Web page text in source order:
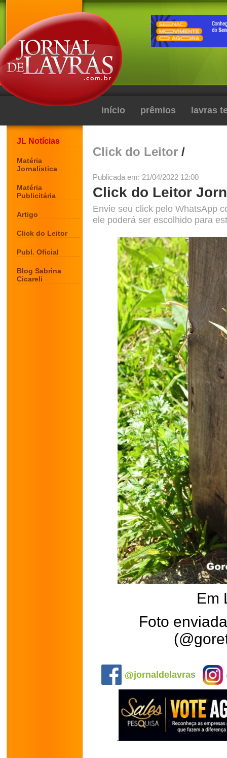
início prêmios lavras
JL Notícias
Matéria
Jornalística
Matéria
Publicitária
Artigo
Click do Leitor
Publ. Oficial
Blog Sabrina
Cicareli
Click do Leitor /
Publicada em: 21/04/2022 12:00
Click do Leitor
Envie seu click pelo WhatsApp
ele poderá ser escolhido para
Em
Foto
@jornaldelavras